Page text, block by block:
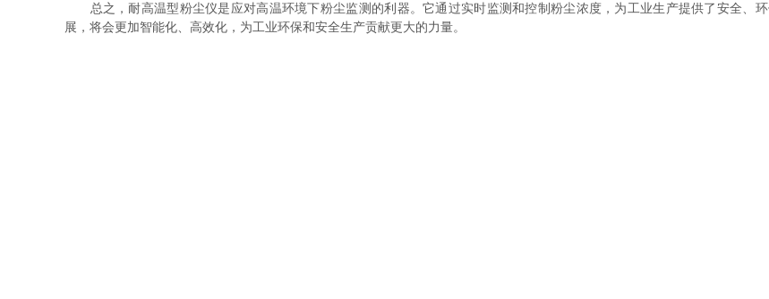
总之，耐高温型粉尘仪是应对高温环境下粉尘监测的利器。它通过实时监测和控制粉尘浓度，为工业生产提供了安全、
展，将会更加智能化、高效化，为工业环保和安全生产贡献更大的力量。